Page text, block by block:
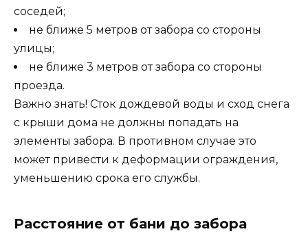
соседей;
не ближе 5 метров от забора со стороны
улицы;
не ближе 3 метров от забора со стороны
проезда.
Важно знать! Сток дождевой воды и сход снега
с крыши дома не должны попадать на
элементы забора. В противном случае это
может привести к деформации ограждения,
уменьшению срока его службы.
Расстояние от бани до забора